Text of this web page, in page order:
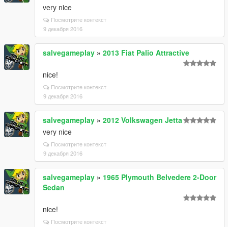
very nice
Посмотрите контекст
9 декабря 2016
salvegameplay » 2013 Fiat Palio Attractive
nice!
Посмотрите контекст
9 декабря 2016
salvegameplay » 2012 Volkswagen Jetta
very nice
Посмотрите контекст
9 декабря 2016
salvegameplay » 1965 Plymouth Belvedere 2-Door
Sedan
nice!
Посмотрите контекст